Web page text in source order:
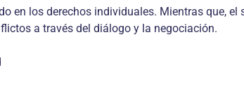
en los derechos individuales. Mientras que,
a través del diálogo y la negociación.